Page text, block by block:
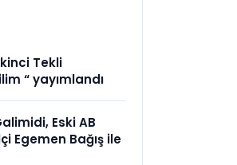
Tekli
“ yayımlandı
Eski AB
Egemen Bağış ile